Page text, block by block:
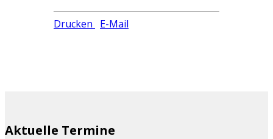
Drucken E-Mail
Aktuelle Termine